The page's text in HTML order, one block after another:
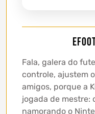
Fala, galera do
controle, ajustem
amigos, porque a
jogada de mestre:
namorando o